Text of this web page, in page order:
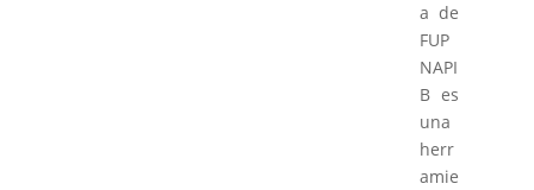
a de
FUP
NAPI
B es
una
herr
amie